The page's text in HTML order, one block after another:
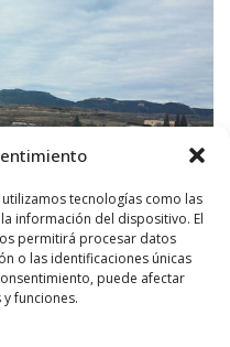
tecnologías como las
información del dispositivo. El
permitirá procesar datos
o las identificaciones únicas
puede afectar
funciones.
1174 0
no origina